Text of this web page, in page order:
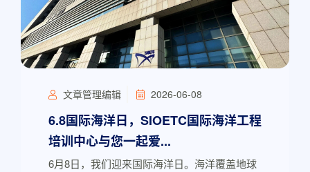
文章管理编辑 2026-06-08
6.8国际海洋日，SIOETC国际海洋工程
培训中心与您一起爱...
6月8日，我们迎来国际海洋日。海洋覆盖地球